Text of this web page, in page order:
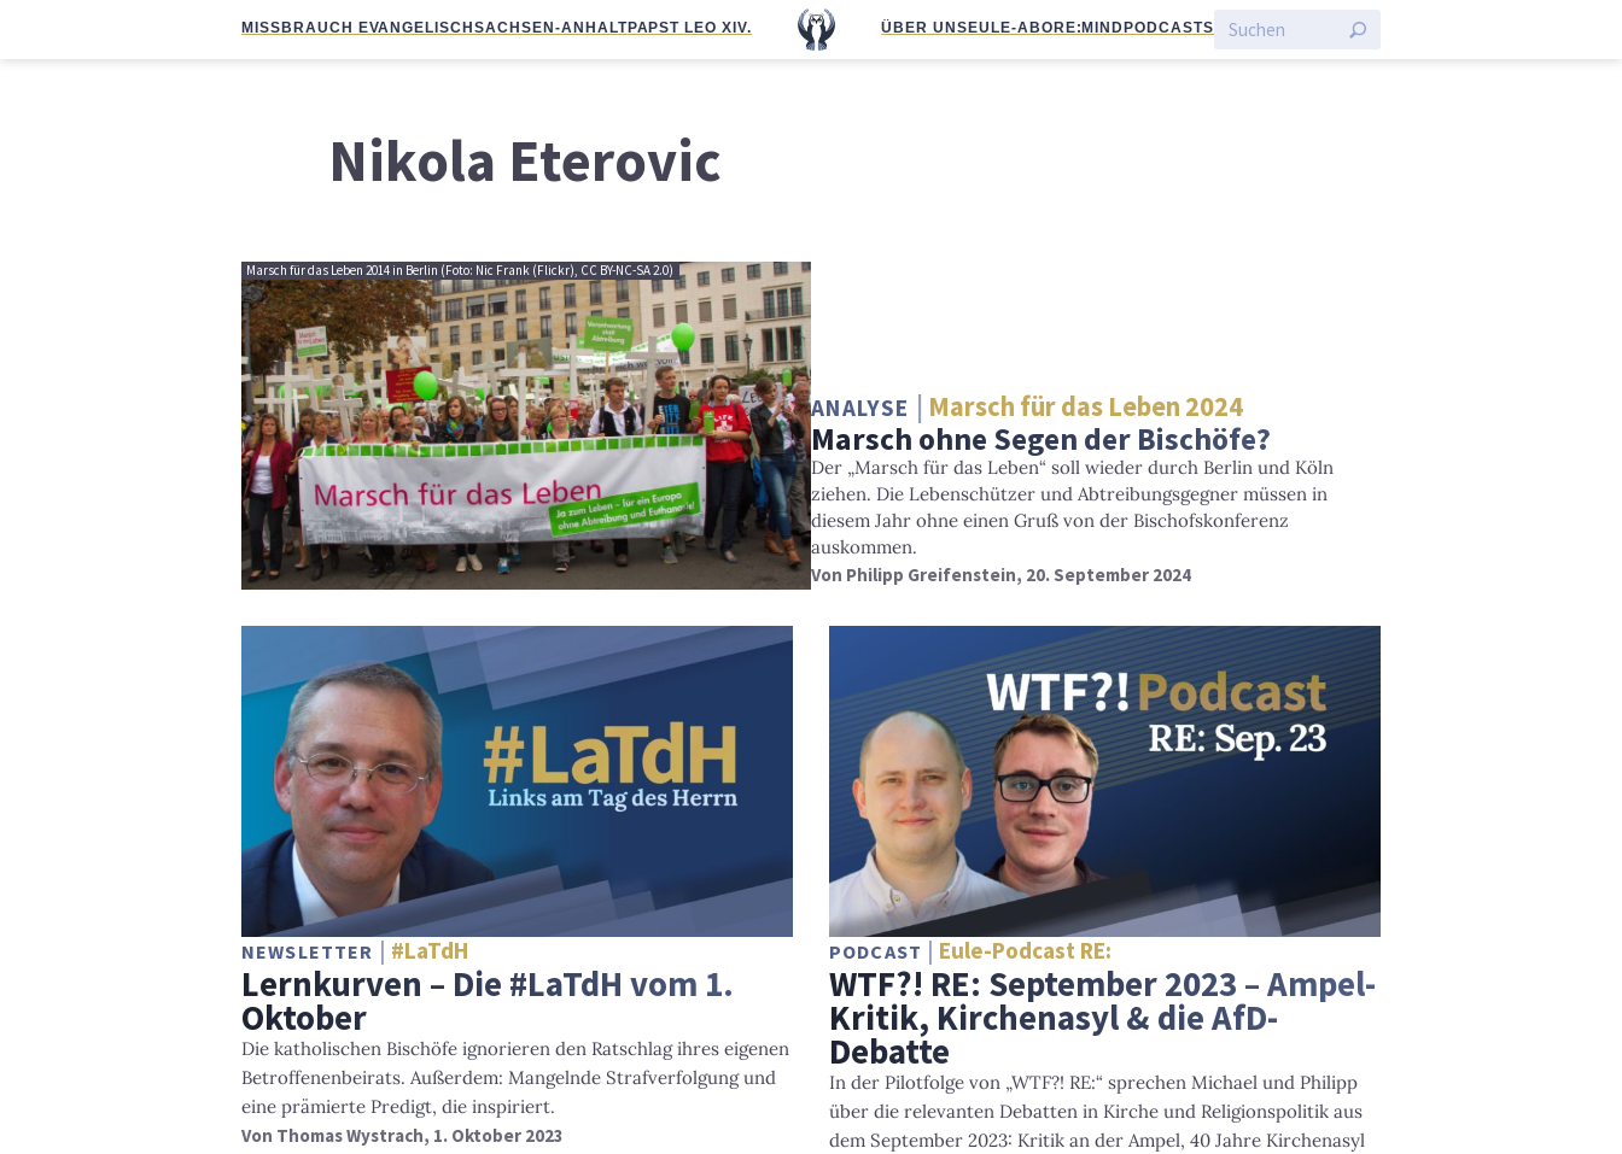
MISSBRAUCH EVANGELISCHSACHSEN-ANHALTPAPST LEO XIV. ÜBER UNS EULE-ABO RE:MIND PODCASTS
Nikola Eterovic
Marsch für das Leben 2014 in Berlin (Foto: Nic Frank (Flickr), CC BY-NC-SA 2.0)
ANALYSE Marsch für das Leben 2024
Marsch ohne Segen der Bischöfe?
Der „Marsch für das Leben“ soll wieder durch Berlin und Köln
ziehen. Die Lebenschützer und Abtreibungsgegner müssen in
diesem Jahr ohne einen Gruß von der Bischofskonferenz
auskommen.
Von Philipp Greifenstein, 20. September 2024
NEWSLETTER #LaTdH
Lernkurven – Die #LaTdH vom 1.
Oktober
Die katholischen Bischöfe ignorieren den Ratschlag ihres eigenen
Betroffenenbeirats. Außerdem: Mangelnde Strafverfolgung und
eine prämierte Predigt, die inspiriert.
Von Thomas Wystrach, 1. Oktober 2023
PODCAST Eule-Podcast RE:
WTF?! RE: September 2023 – Ampel-
Kritik, Kirchenasyl & die AfD-
Debatte
In der Pilotfolge von „WTF?! RE:“ sprechen Michael und Philipp
über die relevanten Debatten in Kirche und Religionspolitik aus
dem September 2023: Kritik an der Ampel, 40 Jahre Kirchenasyl